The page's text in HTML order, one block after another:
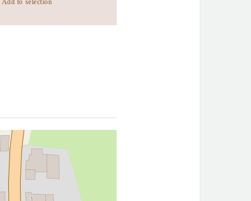
Add to selection